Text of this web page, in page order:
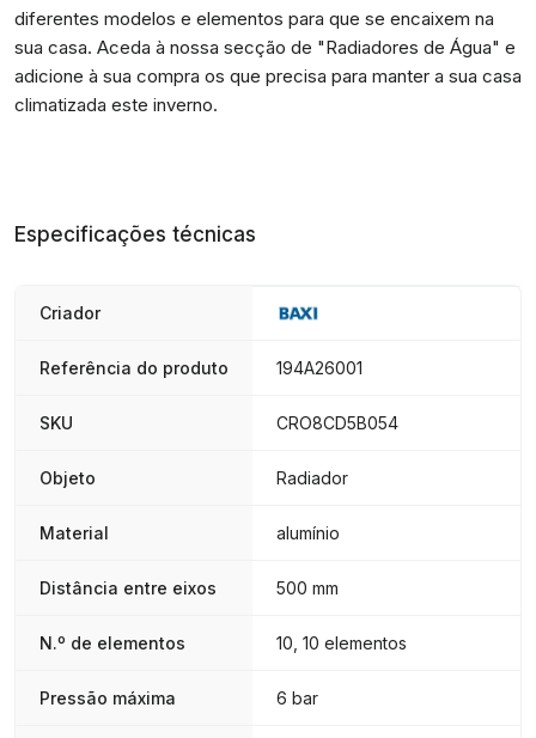
diferentes modelos e elementos para que se encaixem na
sua casa. Aceda à nossa secção de "Radiadores de Água" e
adicione à sua compra os que precisa para manter a sua casa
climatizada este inverno.
Especificações técnicas
Criador
Referência do produto 194A26001
SKU CRO8CD5B054
Objeto Radiador
Material alumínio
Distância entre eixos 500 mm
N.º de elementos 10, 10 elementos
Pressão máxima 6 bar